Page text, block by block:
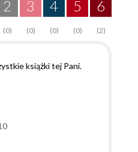
6
(2)
5
(0)
4
(0)
3
(0)
2
(0)
książki tej Pani.